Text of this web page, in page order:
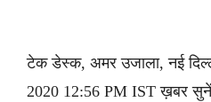
टेक डेस्क, अमर उजाला, नई
2020 12:56 PM IST ख़बर